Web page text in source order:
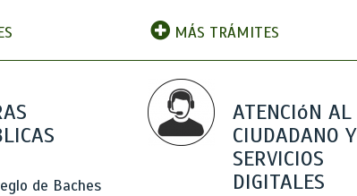
MÁS TRÁMITES
de Baches
ATENCIóN AL
CIUDADANO Y
SERVICIOS
DIGITALES